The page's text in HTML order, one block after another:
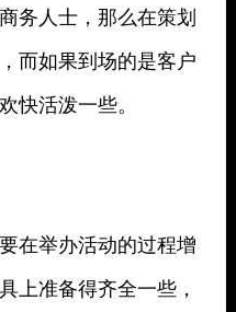
务人士，那么在策划
而如果到场的是客户
快活泼一些。
在举办活动的过程增
上准备得齐全一些，